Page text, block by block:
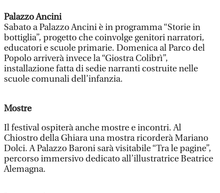
Palazzo Ancini
Sabato a Palazzo Ancini è in programma “Storie in
bottiglia”, progetto che coinvolge genitori narratori,
educatori e scuole primarie. Domenica al Parco del
Popolo arriverà invece la “Giostra Colibrì”,
installazione fatta di sedie narranti costruite nelle
scuole comunali dell’infanzia.
Mostre
Il festival ospiterà anche mostre e incontri. Al
Chiostro della Ghiara una mostra ricorderà Mariano
Dolci. A Palazzo Baroni sarà visitabile “Tra le pagine”,
percorso immersivo dedicato all’illustratrice Beatrice
Alemagna.